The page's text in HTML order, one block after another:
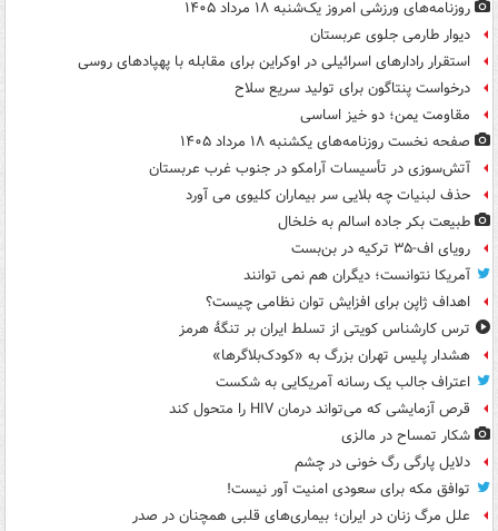
روزنامه‌های ورزشی امروز یک‌شنبه ۱۸ مرداد ۱۴۰۵
دیوار طارمی جلوی عربستان
استقرار رادارهای اسرائیلی در اوکراین برای مقابله با پهپادهای روسی
درخواست پنتاگون برای تولید سریع سلاح
مقاومت یمن؛ دو خیز اساسی
صفحه نخست روزنامه‌های یکشنبه ۱۸ مرداد ۱۴۰۵
آتش‌سوزی در تأسیسات آرامکو در جنوب غرب عربستان
حذف لبنیات چه بلایی سر بیماران کلیوی می آورد
طبیعت بکر جاده اسالم به خلخال
رویای اف-۳۵ ترکیه در بن‌بست
آمریکا نتوانست؛ دیگران هم نمی توانند
اهداف ژاپن برای افزایش توان نظامی چیست؟
ترس کارشناس کویتی از تسلط ایران بر تنگۀ هرمز
هشدار پلیس تهران بزرگ به «کودک‌بلاگرها»
اعتراف جالب یک رسانه آمریکایی به شکست
قرص آزمایشی که می‌تواند درمان HIV را متحول کند
شکار تمساح در مالزی
دلایل پارگی رگ خونی در چشم
توافق مکه برای سعودی امنیت آور نیست!
علل مرگ زنان در ایران؛ بیماری‌های قلبی همچنان در صدر